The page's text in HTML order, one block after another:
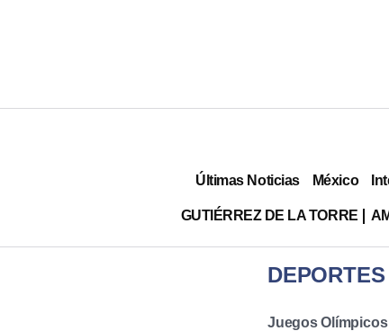
Últimas Noticias México
GUTIÉRREZ DE LA TORRE
DEPORTES
Juegos Olímpicos